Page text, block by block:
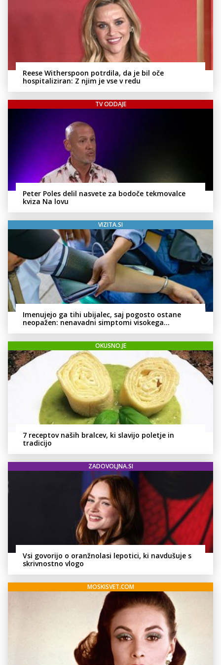
Reese Witherspoon potrdila, da je bil oče
hospitaliziran: Z njim je vse v redu
TV ODDAJE
Peter Poles delil nasvete za bodoče tekmovalce
kviza Na lovu
VIZITA.SI
Imenujejo ga tihi ubijalec, saj pogosto ostane
neopažen: nenavadni simptomi visokega
OKUSNO.JE
7 receptov naših bralcev, ki slavijo poletje in
tradicijo
ZADOVOLJNA.SI
Vsi govorijo o oranžnolasi lepotici, ki navdušuje s
skrivnostno vlogo
MOSKISVET.COM